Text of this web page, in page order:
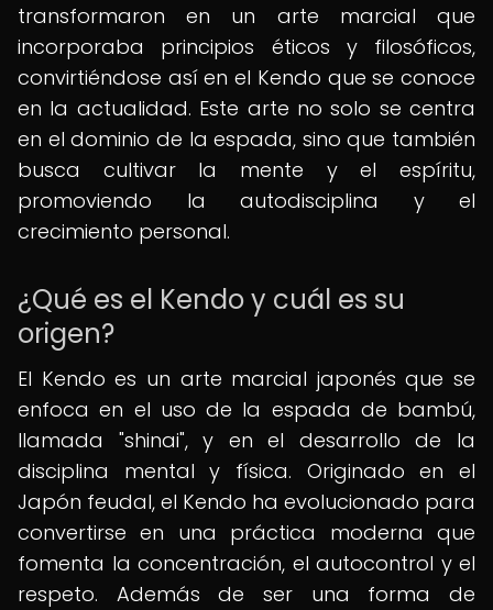
transformaron en un arte marcial que
incorporaba principios éticos y filosóficos,
convirtiéndose así en el Kendo que se conoce
en la actualidad. Este arte no solo se centra
en el dominio de la espada, sino que también
busca cultivar la mente y el espíritu,
promoviendo la autodisciplina y el
crecimiento personal.
¿Qué es el Kendo y cuál es su
origen?
El Kendo es un arte marcial japonés que se
enfoca en el uso de la espada de bambú,
llamada "shinai", y en el desarrollo de la
disciplina mental y física. Originado en el
Japón feudal, el Kendo ha evolucionado para
convertirse en una práctica moderna que
fomenta la concentración, el autocontrol y el
respeto. Además de ser una forma de